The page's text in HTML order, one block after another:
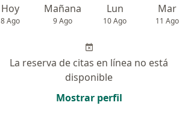
Hoy
8 Ago
Mañana
9 Ago
Lun
10 Ago
Mar
11 Ago
La reserva de citas en línea no está
disponible
Mostrar perfil